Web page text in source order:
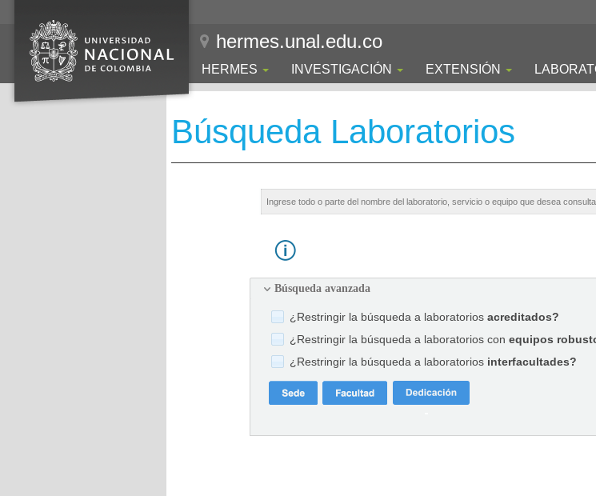
hermes.unal.edu.co
HERMES INVESTIGACIÓN EXTENSIÓN
Búsqueda Laboratorios
Búsqueda avanzada
¿Restringir la búsqueda a laboratorios acreditados?
¿Restringir la búsqueda a laboratorios con equipos
¿Restringir la búsqueda a laboratorios interfacultades?